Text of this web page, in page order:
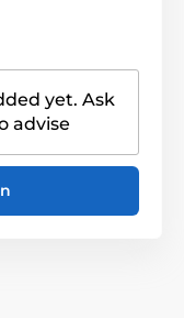
yet. Ask
advise